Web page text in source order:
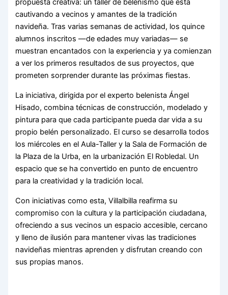
propuesta creativa: un taller de belenismo que está
cautivando a vecinos y amantes de la tradición
navideña. Tras varias semanas de actividad, los quince
alumnos inscritos —de edades muy variadas— se
muestran encantados con la experiencia y ya comienzan
a ver los primeros resultados de sus proyectos, que
prometen sorprender durante las próximas fiestas.
La iniciativa, dirigida por el experto belenista Ángel
Hisado, combina técnicas de construcción, modelado y
pintura para que cada participante pueda dar vida a su
propio belén personalizado. El curso se desarrolla todos
los miércoles en el Aula-Taller y la Sala de Formación de
la Plaza de la Urba, en la urbanización El Robledal. Un
espacio que se ha convertido en punto de encuentro
para la creatividad y la tradición local.
Con iniciativas como esta, Villalbilla reafirma su
compromiso con la cultura y la participación ciudadana,
ofreciendo a sus vecinos un espacio accesible, cercano
y lleno de ilusión para mantener vivas las tradiciones
navideñas mientras aprenden y disfrutan creando con
sus propias manos.